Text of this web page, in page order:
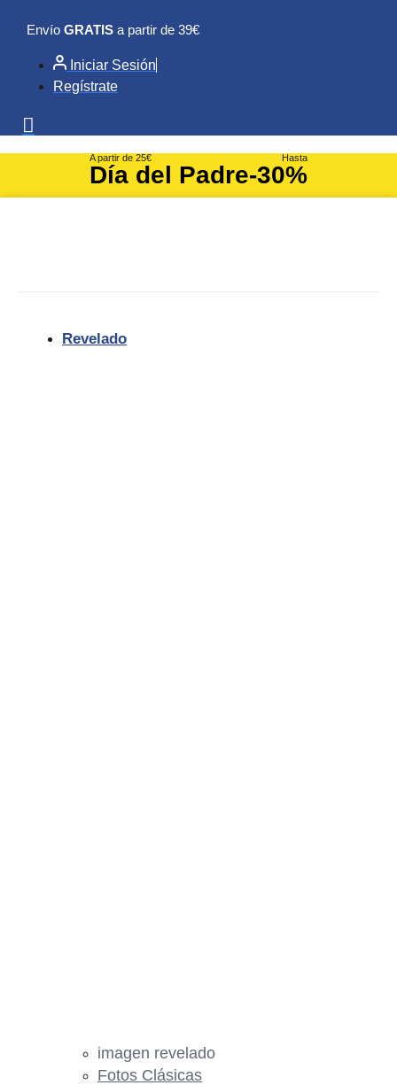
contenido
Envío GRATIS a partir de 39€
Iniciar Sesión
Regístrate
A partir de 25€
Día del Padre
Hasta
-30%
Revelado
imagen revelado
Fotos Clásicas